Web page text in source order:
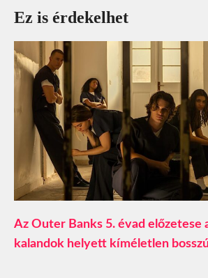
Ez is érdekelhet
Az Outer Banks 5. évad előzetese
kalandok helyett kíméletlen